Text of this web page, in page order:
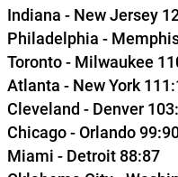
Indiana - New Jersey
Philadelphia -
Toronto - Milwaukee
Atlanta - New York
Cleveland - Denver
Chicago- Orlando
Miami - Detroit 88:87